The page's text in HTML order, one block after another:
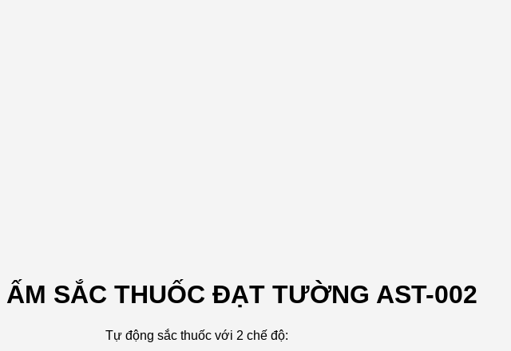
ẤM SẮC THUỐC ĐẠT TƯỜNG AST-002
Tự động sắc thuốc với 2 chế độ: